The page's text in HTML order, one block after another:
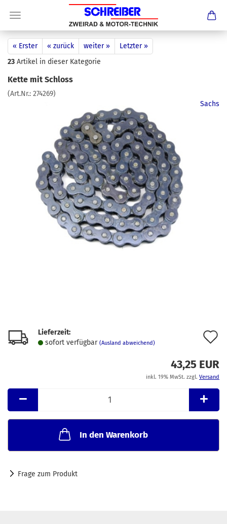
« Erster « zurück weiter »
Letzter »
23 Artikel in dieser Kategorie
Kette mit Schloss
(Art.Nr.: 274269)
Sachs
Lieferzeit:
sofort verfügbar (Ausland abweichend)
43,25 EUR
inkl. 19% MwSt. zzgl. Versand
In den Warenkorb
Frage zum Produkt